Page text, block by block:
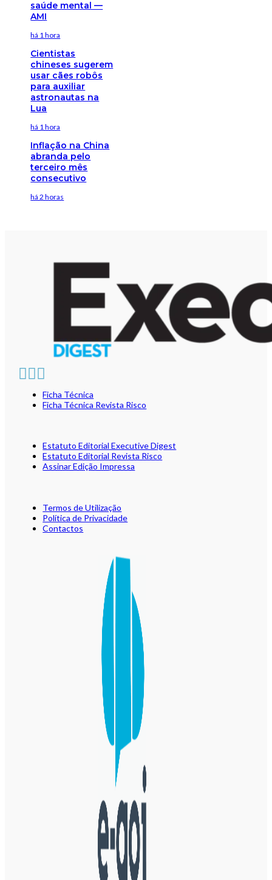
saúde mental —
AMI
há 1 hora
Cientistas
chineses sugerem
usar cães robôs
para auxiliar
astronautas na
Lua
há 1 hora
Inflação na China
abranda pelo
terceiro mês
consecutivo
há 2 horas
Ficha Técnica
Ficha Técnica Revista Risco
Estatuto Editorial Executive Digest
Estatuto Editorial Revista Risco
Assinar Edição Impressa
Termos de Utilização
Política de Privacidade
Contactos